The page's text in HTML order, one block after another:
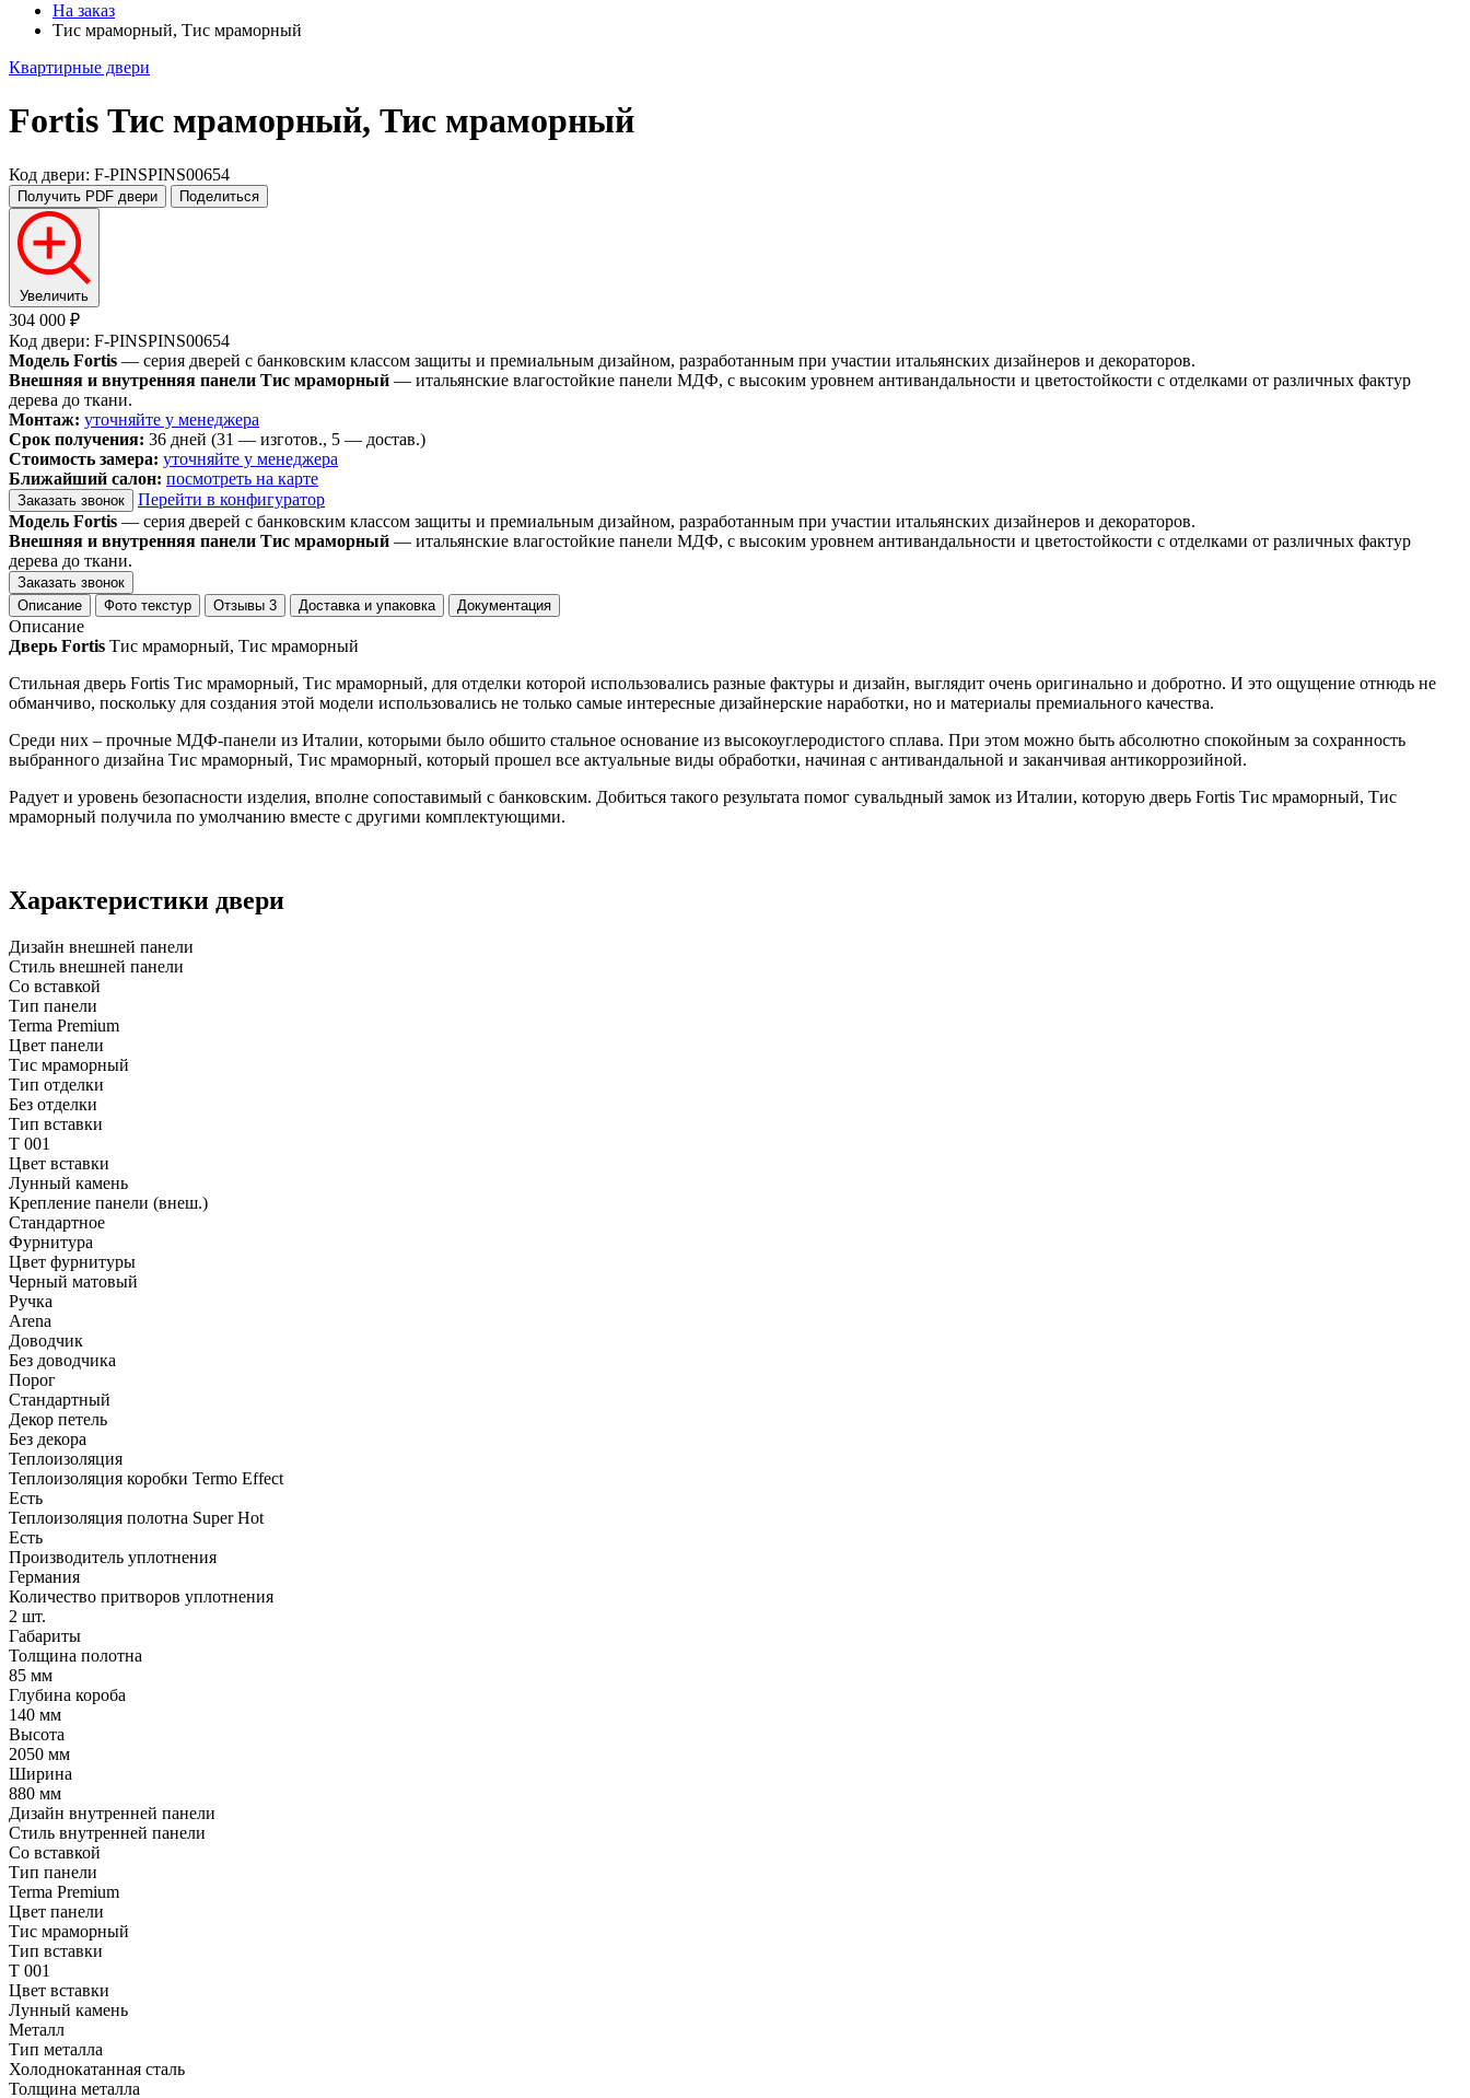
На заказ
Тис мраморный, Тис мраморный
Квартирные двери
Fortis Тис мраморный, Тис мраморный
Код двери: F-PINSPINS00654
Получить PDF двери Поделиться
Увеличить
304 000 ₽
Код двери: F-PINSPINS00654
Модель Fortis — серия дверей с банковским классом защиты и премиальным дизайном, разработанным при участии итальянских дизайнеров и декораторов.
Внешняя и внутренняя панели Тис мраморный — итальянские влагостойкие панели МДФ, с высоким уровнем антивандальности и цветостойкости с отделками от различных фактур
дерева до ткани.
Монтаж: уточняйте у менеджера
Срок получения: 36 дней (31 — изготов., 5 — достав.)
Стоимость замера: уточняйте у менеджера
Ближайший салон: посмотреть на карте
Заказать звонок
Перейти в конфигуратор
Модель Fortis — серия дверей с банковским классом защиты и премиальным дизайном, разработанным при участии итальянских дизайнеров и декораторов.
Внешняя и внутренняя панели Тис мраморный — итальянские влагостойкие панели МДФ, с высоким уровнем антивандальности и цветостойкости с отделками от различных фактур
дерева до ткани.
Заказать звонок
Описание
Фото текстур Отзывы 3 Доставка и упаковка Документация
Описание
Дверь Fortis Тис мраморный, Тис мраморный
Стильная дверь Fortis Тис мраморный, Тис мраморный, для отделки которой использовались разные фактуры и дизайн, выглядит очень оригинально и добротно. И это ощущение отнюдь не
обманчиво, поскольку для создания этой модели использовались не только самые интересные дизайнерские наработки, но и материалы премиального качества.
Среди них – прочные МДФ-панели из Италии, которыми было обшито стальное основание из высокоуглеродистого сплава. При этом можно быть абсолютно спокойным за сохранность
выбранного дизайна Тис мраморный, Тис мраморный, который прошел все актуальные виды обработки, начиная с антивандальной и заканчивая антикоррозийной.
Радует и уровень безопасности изделия, вполне сопоставимый с банковским. Добиться такого результата помог сувальдный замок из Италии, которую дверь Fortis Тис мраморный, Тис
мраморный получила по умолчанию вместе с другими комплектующими.
Характеристики двери
Дизайн внешней панели
Стиль внешней панели
Со вставкой
Тип панели
Terma Premium
Цвет панели
Тис мраморный
Тип отделки
Без отделки
Тип вставки
T 001
Цвет вставки
Лунный камень
Крепление панели (внеш.)
Стандартное
Фурнитура
Цвет фурнитуры
Черный матовый
Ручка
Arena
Доводчик
Без доводчика
Порог
Стандартный
Декор петель
Без декора
Теплоизоляция
Теплоизоляция коробки Termo Effect
Есть
Теплоизоляция полотна Super Нot
Есть
Производитель уплотнения
Германия
Количество притворов уплотнения
2 шт.
Габариты
Толщина полотна
85 мм
Глубина короба
140 мм
Высота
2050 мм
Ширина
880 мм
Дизайн внутренней панели
Стиль внутренней панели
Со вставкой
Тип панели
Terma Premium
Цвет панели
Тис мраморный
Тип вставки
T 001
Цвет вставки
Лунный камень
Металл
Тип металла
Холоднокатанная сталь
Толщина металла